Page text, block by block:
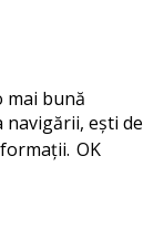
mai bună
ești de
OK